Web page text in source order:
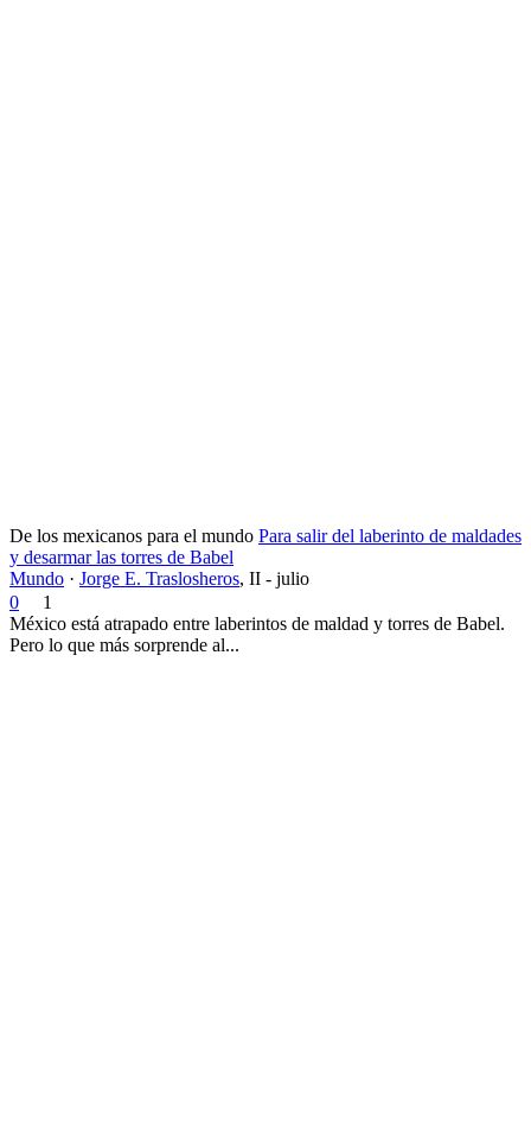
De los mexicanos para el mundo Para salir del laberinto de maldades
y desarmar las torres de Babel
Mundo · Jorge E. Traslosheros, II - julio
0
1
México está atrapado entre laberintos de maldad y torres de Babel.
Pero lo que más sorprende al...